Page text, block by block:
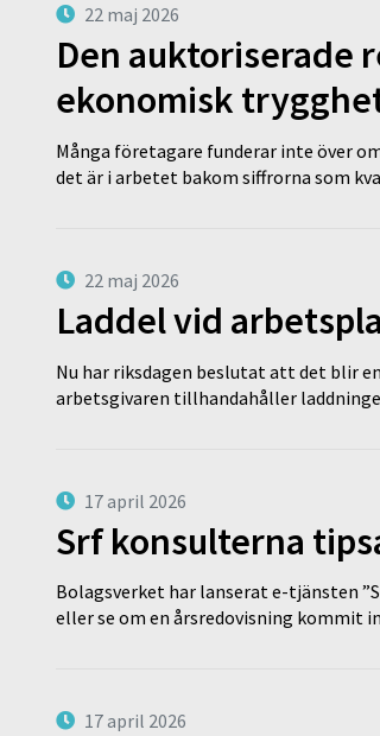
22 maj 2026
Den auktoriserade
ekonomisk
Många företagare funderar inte över
det är i arbetet bakom siffrorna som
22 maj 2026
Laddel vid
Nu har riksdagen beslutat att det blir
arbetsgivaren tillhandahåller
17 april 2026
Srf konsulterna
Bolagsverket har lanserat e-tjänsten
eller se om en årsredovisning kommit
17 april 2026